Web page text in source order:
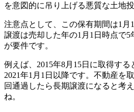
を意図的に吊り上げる悪質な土地
注意点として、この保有期間は1月
譲渡は売却した年の1月1日時点で5
が要件です。
例えば、2015年8月15日に取得す
2021年1月1日以降です。不動産を
回通過したら長期譲渡になると考
ね。